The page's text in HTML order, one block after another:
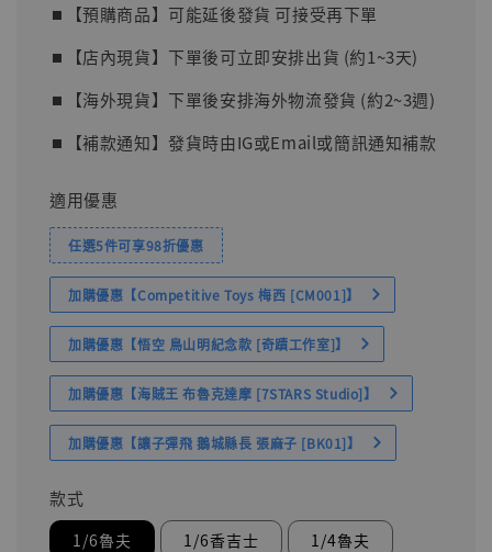
⏹︎【預購商品】可能延後發貨 可接受再下單
⏹︎【店內現貨】下單後可立即安排出貨 (約1~3天)
⏹︎【海外現貨】下單後安排海外物流發貨 (約2~3週)
⏹︎【補款通知】發貨時由IG或Email或簡訊通知補款
適用優惠
任選5件可享98折優惠
加購優惠【Competitive Toys 梅西 [CM001]】
加購優惠【悟空 鳥山明紀念款 [奇蹟工作室]】
加購優惠【海賊王 布魯克達摩 [7STARS Studio]】
加購優惠【讓子彈飛 鵝城縣長 張麻子 [BK01]】
款式
1/6魯夫 1/6香吉士 1/4魯夫